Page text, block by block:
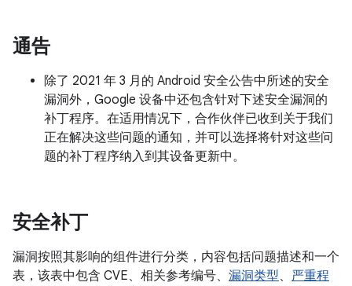
通告
除了 2021 年 3 月的 Android 安全公告中所述的安全
漏洞外，Google 设备中还包含针对下述安全漏洞的
补丁程序。在适用情况下，合作伙伴已收到关于我们
正在解决这些问题的通知，并可以选择将针对这些问
题的补丁程序纳入到其设备更新中。
安全补丁
漏洞按照其影响的组件进行分类，内容包括问题描述和一个
表，该表中包含 CVE、相关参考编号、 漏洞类型、 严重程